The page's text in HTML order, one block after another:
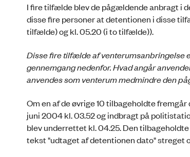
I fire tilfælde blev de pågældende anbragt i
disse fire personer at detentionen i disse
tilfælde) og kl. 05.20 (i to tilfælde)).
Disse fire tilfælde af venterumsanbringelse
gennemgang nedenfor. Hvad angår
anvendes som venterum medmindre den
Om en af de øvrige 10 tilbageholdte
juni 2004 kl. 03.52 og indbragt på
blev underrettet kl. 04.25. Den
tekst "udtaget af detentionen dato" streget